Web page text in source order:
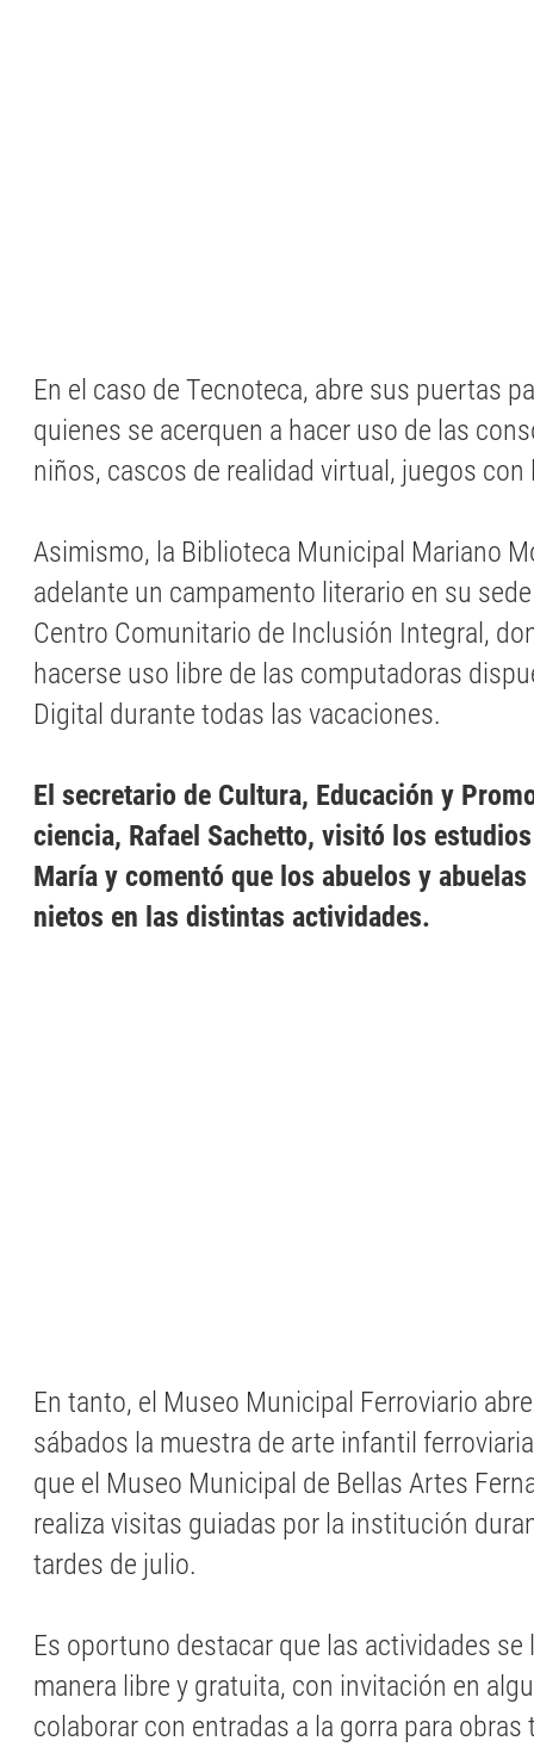
En el caso de Tecnoteca, abre sus puertas
quienes se acerquen a hacer uso de las
niños, cascos de realidad virtual, juegos
Asimismo, la Biblioteca Municipal Mariano
adelante un campamento literario en su
Centro Comunitario de Inclusión Integral,
hacerse uso libre de las computadoras
Digital durante todas las vacaciones.
El secretario de Cultura, Educación y
ciencia, Rafael Sachetto, visitó los
María y comentó que los abuelos y
nietos en las distintas actividades.
En tanto, el Museo Municipal Ferroviario
sábados la muestra de arte infantil
que el Museo Municipal de Bellas Artes
realiza visitas guiadas por la institución
tardes de julio.
Es oportuno destacar que las actividades se
manera libre y gratuita, con invitación en
colaborar con entradas a la gorra para obras